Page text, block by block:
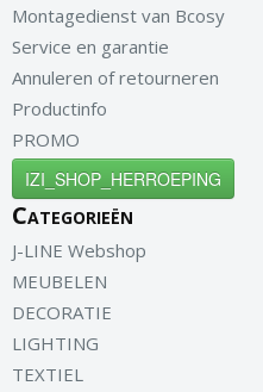
Montagedienst van Bcosy
Service en garantie
Annuleren of retourneren
Productinfo
PROMO
IZI_SHOP_HERROEPING
Categorieën
J-LINE Webshop
MEUBELEN
DECORATIE
LIGHTING
TEXTIEL